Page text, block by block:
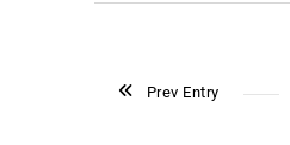
Prev Entry